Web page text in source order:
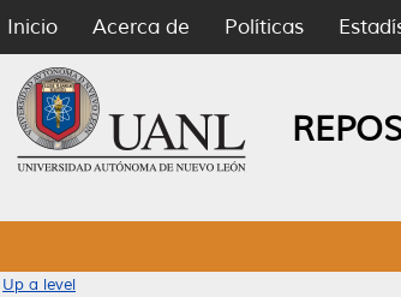
Inicio Acerca de Políticas
Up a level